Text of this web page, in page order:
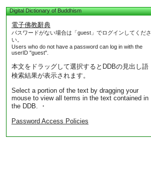
Digital Dictionary of Buddhism
電子佛教辭典
パスワードがない場合は「guest」でログインしてくださ
い。
Users who do not have a password can log in with the
userID "guest".
本文をドラッグして選択するとDDBの見出し語
検索結果が表示されます。
Select a portion of the text by dragging your
mouse to view all terms in the text contained in
the DDB. ・
Password Access Policies